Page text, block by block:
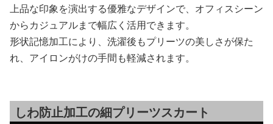
上品な印象を演出する優雅なデザインで、オフィスシーン
からカジュアルまで幅広く活用できます。
形状記憶加工により、洗濯後もプリーツの美しさが保た
れ、アイロンがけの手間も軽減されます。
しわ防止加工の細プリーツスカート